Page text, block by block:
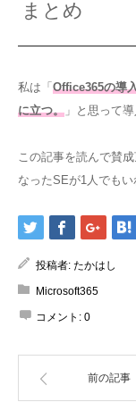
まとめ
私は「 Office365の導
に立つ。 」と思って
この記事を読んで賛
なったSEが1人でもい
投稿者: たかはし
Microsoft365
コメント: 0
前の記事